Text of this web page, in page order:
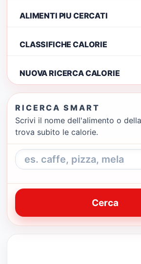
ALIMENTI PIU CERCATI
CLASSIFICHE CALORIE
NUOVA RICERCA CALORIE
RICERCA SMART
Scrivi il nome dell'alimento o
trova subito le calorie.
Cerca